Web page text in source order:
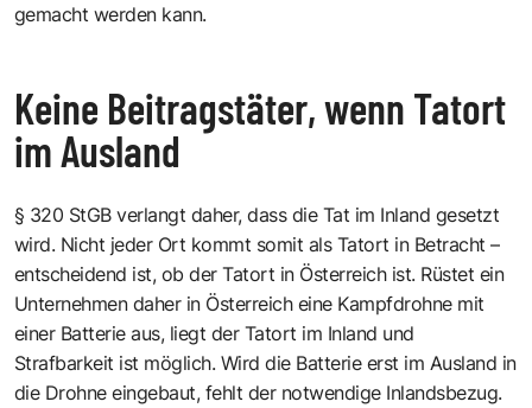
gemacht werden kann.
Keine Beitragstäter, wenn Tatort
im Ausland
§ 320 StGB verlangt daher, dass die Tat im Inland gesetzt
wird. Nicht jeder Ort kommt somit als Tatort in Betracht –
entscheidend ist, ob der Tatort in Österreich ist. Rüstet ein
Unternehmen daher in Österreich eine Kampfdrohne mit
einer Batterie aus, liegt der Tatort im Inland und
Strafbarkeit ist möglich. Wird die Batterie erst im Ausland in
die Drohne eingebaut, fehlt der notwendige Inlandsbezug.